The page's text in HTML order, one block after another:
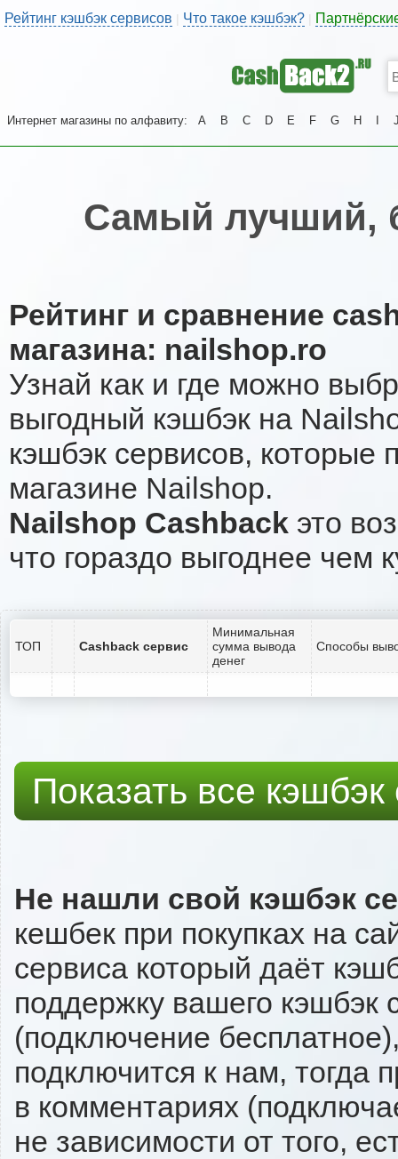
Рейтинг кэшбэк сервисов | Что такое кэшбэк?
Интернет магазины по алфавиту: A B C D E F G H
Самый лучший,
Рейтинг и сравнение
магазина: nailshop.ro
Узнай как и где можно
выгодный кэшбэк на
кэшбэк сервисов, которые
магазине Nailshop.
Nailshop Cashback это
что гораздо выгоднее чем
ТОП Cashback сервис
Минимальная
сумма вывода
денег
Способы
Показать все
Не нашли свой кэшбэк
кешбек при покупках на
сервиса который даёт
поддержку вашего кэшбэк
(подключение
подключится к нам, тогда
в комментариях
не зависимости от того,